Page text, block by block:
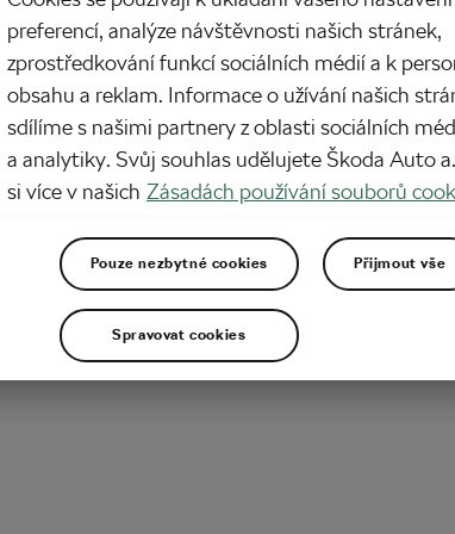
ženské cyklistiky se chystá do sportovního důchodu! Annemiek van
čtyřiceti letech peloton. Ještě než zatáhne oponu, čeká ji pořádná
chce vyhrát Tour de France Femmes 2023, která startuje v neděli a po
vyvrcholí časovkou předposlední červencový…
preferencí, analýze návštěvnosti našich stránek,
zprostředkování funkcí sociálních médií a k
obsahu a reklam. Informace o užívání našich
sdílíme s našimi partnery z oblasti sociálních
a analytiky. Svůj souhlas udělujete Škoda Auto
si více v našich Zásadách používání souborů
Pouze nezbytné cookies Přijmout vše
Spravovat cookies